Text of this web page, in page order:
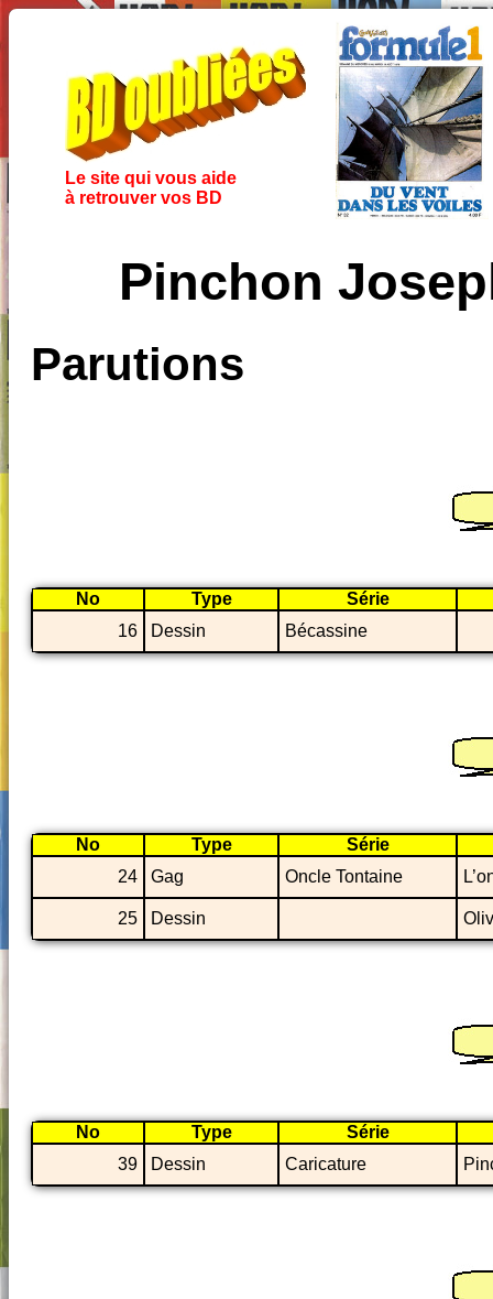
Le site qui vous aide
à retrouver vos BD
Pinchon
Parutions
No Type
Série
16
Dessin Bécassine
No Type
Série
24
Gag Oncle Tontaine
25 Dessin
No Type
Série
39
Dessin Caricature